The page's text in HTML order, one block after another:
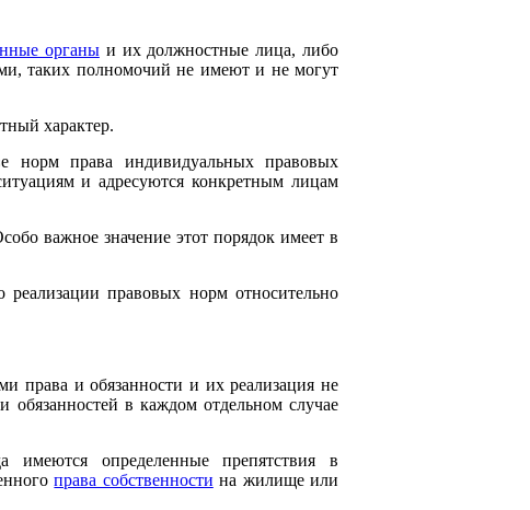
органыи их должностные лица, либо
таких полномочий не имеют и не могут
характер.
норм права индивидуальных правовых
и адресуются конкретным лицам
важное значение этот порядок имеет в
правовых норм относительно
права и обязанности и их реализация не
в каждом отдельном случае
имеются определенные препятствия в
права собственности на жилище или